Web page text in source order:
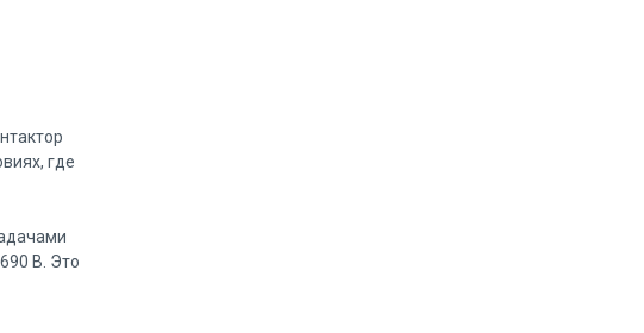
где
В. Это